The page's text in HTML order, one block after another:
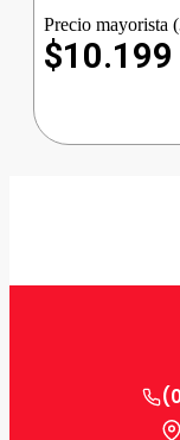
Precio mayorista
$10.199